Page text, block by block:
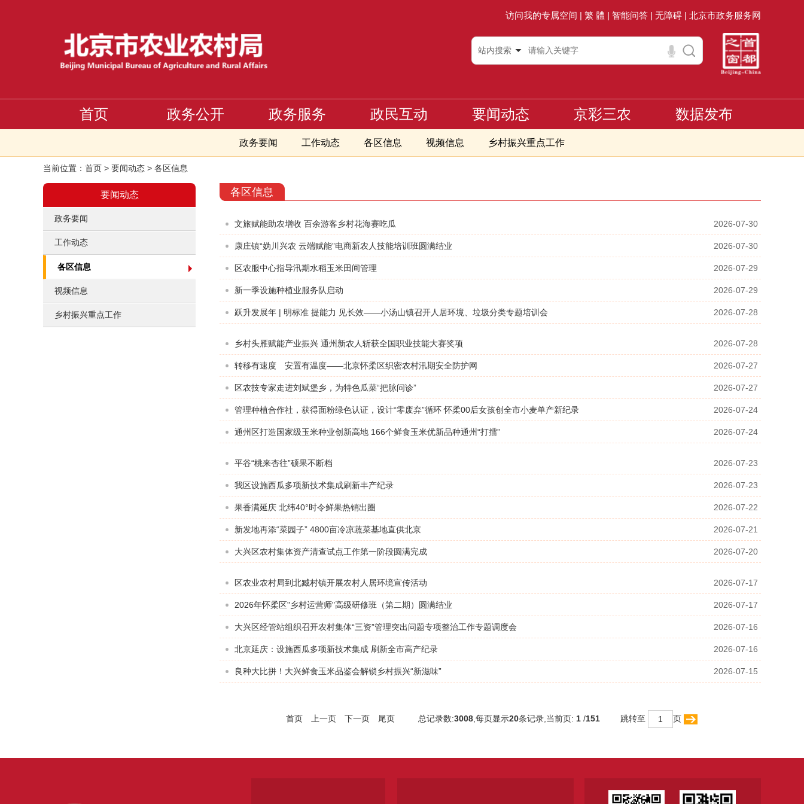
访问我的专属空间 | 繁 體 | 智能问答 | 无障碍 | 北京市政务服务网
站内搜索
首页 政务公开 政务服务 政民互动 要闻动态
政务要闻 工作动态 各区信息 视频信息 乡村振兴重点工作
京彩三农 数据发布
当前位置： 首页 > 要闻动态 > 各区信息
要闻动态
政务要闻
工作动态
各区信息
视频信息
乡村振兴重点工作
各区信息
文旅赋能助农增收 百余游客乡村花海赛吃瓜 2026-07-30
康庄镇“妫川兴农 云端赋能”电商新农人技能培训班圆满结业 2026-07-30
区农服中心指导汛期水稻玉米田间管理 2026-07-29
新一季设施种植业服务队启动 2026-07-29
跃升发展年 | 明标准 提能力 见长效——小汤山镇召开人居环境、垃圾分类专题培训会 2026-07-28
乡村头雁赋能产业振兴 通州新农人斩获全国职业技能大赛奖项 2026-07-28
转移有速度 安置有温度——北京怀柔区织密农村汛期安全防护网 2026-07-27
区农技专家走进刘斌堡乡，为特色瓜菜“把脉问诊” 2026-07-27
管理种植合作社，获得面粉绿色认证，设计“零废弃”循环 怀柔00后女孩创全市小麦单产新纪录 2026-07-24
通州区打造国家级玉米种业创新高地 166个鲜食玉米优新品种通州“打擂” 2026-07-24
平谷“桃来杏往”硕果不断档 2026-07-23
我区设施西瓜多项新技术集成刷新丰产纪录 2026-07-23
果香满延庆 北纬40°时令鲜果热销出圈 2026-07-22
新发地再添“菜园子” 4800亩冷凉蔬菜基地直供北京 2026-07-21
大兴区农村集体资产清查试点工作第一阶段圆满完成 2026-07-20
区农业农村局到北臧村镇开展农村人居环境宣传活动 2026-07-17
2026年怀柔区"乡村运营师"高级研修班（第二期）圆满结业 2026-07-17
大兴区经管站组织召开农村集体“三资”管理突出问题专项整治工作专题调度会 2026-07-16
北京延庆：设施西瓜多项新技术集成 刷新全市高产纪录 2026-07-16
良种大比拼！大兴鲜食玉米品鉴会解锁乡村振兴“新滋味” 2026-07-15
首页 上一页 下一页 尾页 总记录数:3008 ,每页显示20条记录,当前页: 1 /151 跳转至 页